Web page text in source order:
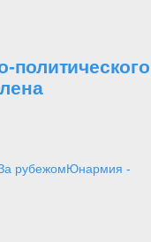
политического
рубежомЮнармия -